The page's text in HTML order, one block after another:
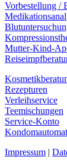
Vorbestellung /
Mutter-Kind-
Rezepturen
Verleihservice
Teemischungen
Service-Konto
Kondomautomat
Impressum |